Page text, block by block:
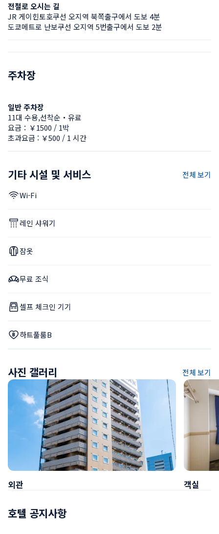
전철로 오시는 길
JR 게이힌토호쿠선 오지역 북쪽출구에서 도보 4분
도쿄메트로 난보쿠선 오지역 5번출구에서 도보 2분
주차장
일반 주차장
11대 수용,선착순・유료
요금：￥1500 / 1박
초과요금 : ￥500 / 1 시간
기타 시설 및 서비스 전체 보기
Wi-Fi
레인 샤워기
잠옷
무료 조식
셀프 체크인 기기
하트풀룸B
사진 갤러리 전체 보기
외관 객실
호텔 공지사항